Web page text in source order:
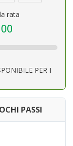
rata
PER I
PASSI